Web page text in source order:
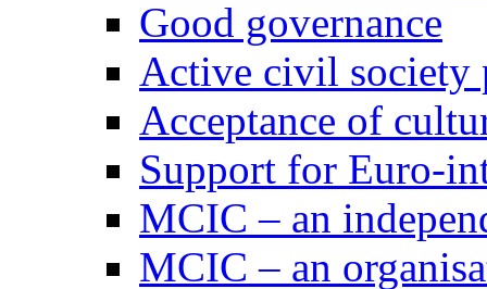
Good governance
Active civil society
Acceptance of
Support for Euro-
MCIC – an
MCIC – an